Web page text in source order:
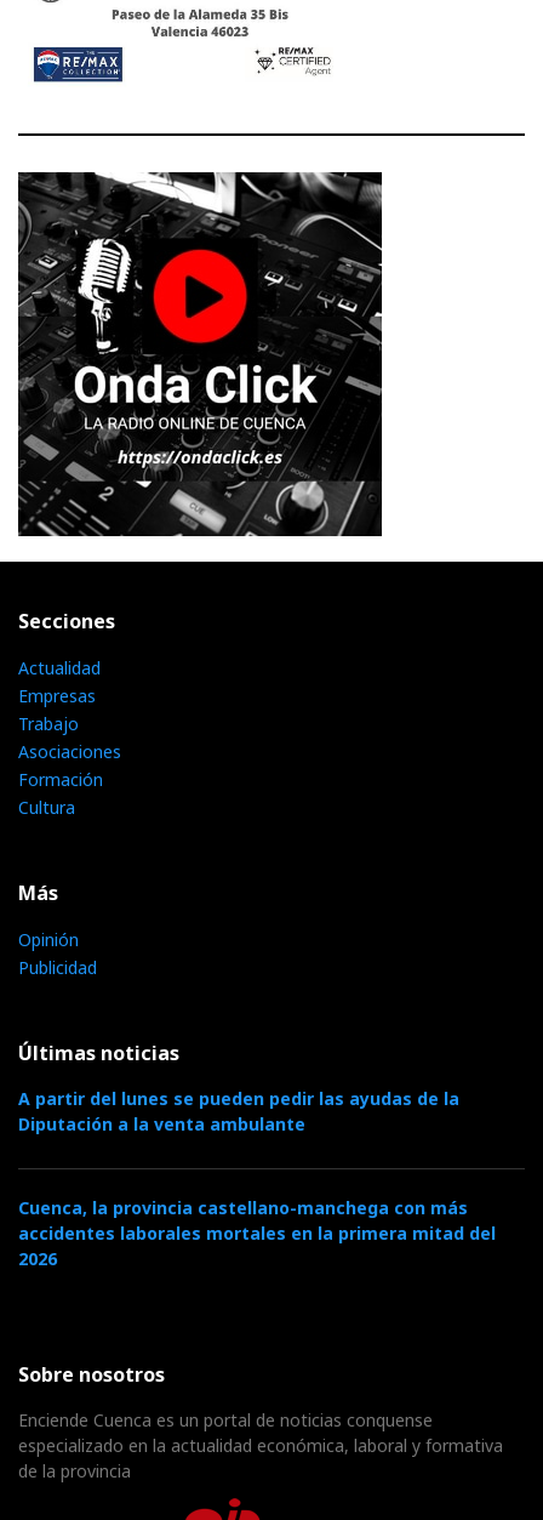
Secciones
Actualidad
Empresas
Trabajo
Asociaciones
Formación
Cultura
Más
Opinión
Publicidad
Últimas noticias
A partir del lunes se pueden pedir las ayudas de la
Diputación a la venta ambulante
Cuenca, la provincia castellano-manchega con más
accidentes laborales mortales en la primera mitad del
2026
Sobre nosotros
Enciende Cuenca es un portal de noticias conquense
especializado en la actualidad económica, laboral y formativa
de la provincia